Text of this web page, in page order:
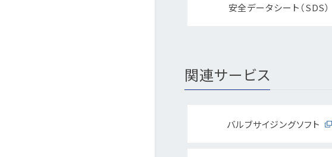
安全データシート（SDS）
関連サービス
バルブサイジングソフト